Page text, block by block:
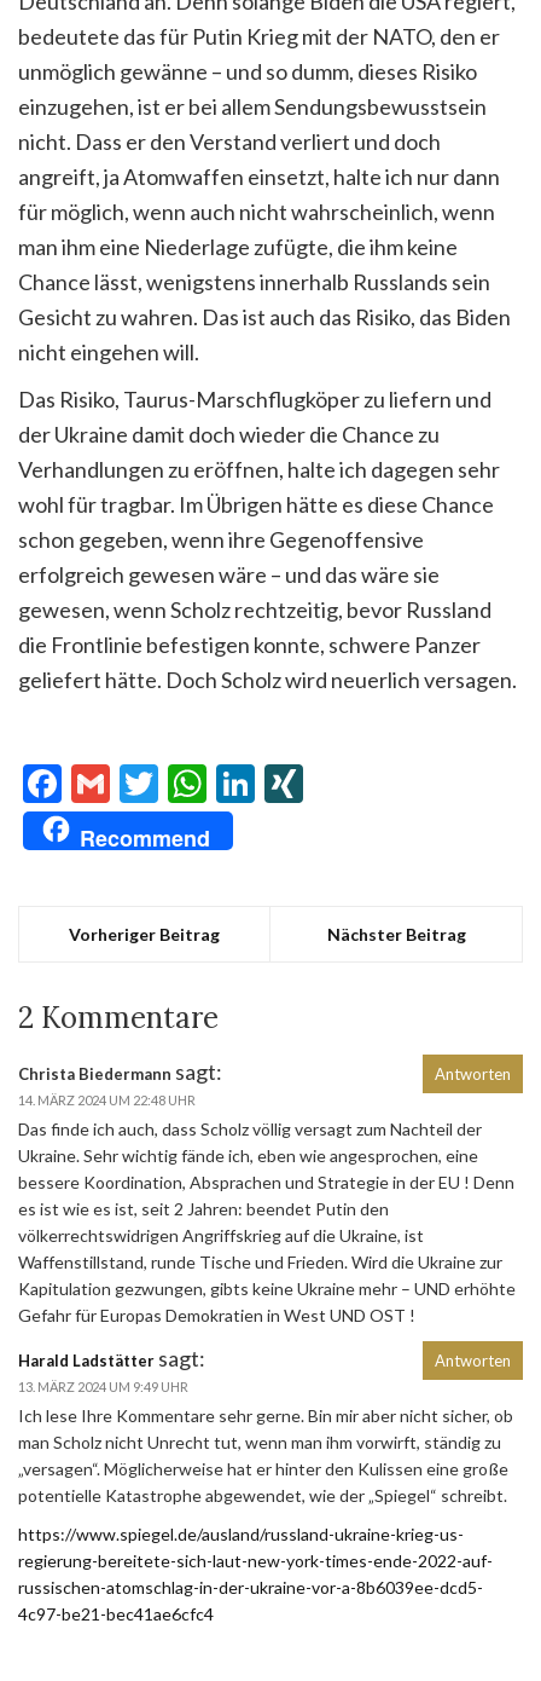
bedeutete das für Putin Krieg mit der NATO, den er
unmöglich gewänne – und so dumm, dieses Risiko
einzugehen, ist er bei allem Sendungsbewusstsein
nicht. Dass er den Verstand verliert und doch
angreift, ja Atomwaffen einsetzt, halte ich nur dann
für möglich, wenn auch nicht wahrscheinlich, wenn
man ihm eine Niederlage zufügte, die ihm keine
Chance lässt, wenigstens innerhalb Russlands sein
Gesicht zu wahren. Das ist auch das Risiko, das Biden
nicht eingehen will.
Das Risiko, Taurus-Marschflugköper zu liefern und
der Ukraine damit doch wieder die Chance zu
Verhandlungen zu eröffnen, halte ich dagegen sehr
wohl für tragbar. Im Übrigen hätte es diese Chance
schon gegeben, wenn ihre Gegenoffensive
erfolgreich gewesen wäre – und das wäre sie
gewesen, wenn Scholz rechtzeitig, bevor Russland
die Frontlinie befestigen konnte, schwere Panzer
geliefert hätte. Doch Scholz wird neuerlich versagen.
Facebook
GmailTwitter
WhatsApp
LinkedIn
Recommend
Vorheriger Beitrag Nächster Beitrag
2 Kommentare
Christa Biedermann sagt:
14. MÄRZ 2024 UM 22:48 UHR
Das finde ich auch, dass Scholz völlig versagt zum Nachteil der
Ukraine. Sehr wichtig fände ich, eben wie angesprochen, eine
bessere Koordination, Absprachen und Strategie in der EU ! Denn
es ist wie es ist, seit 2 Jahren: beendet Putin den
völkerrechtswidrigen Angriffskrieg auf die Ukraine, ist
Waffenstillstand, runde Tische und Frieden. Wird die Ukraine zur
Kapitulation gezwungen, gibts keine Ukraine mehr – UND erhöhte
Gefahr für Europas Demokratien in West UND OST !
Antworten
Harald Ladstätter sagt:
13. MÄRZ 2024 UM 9:49 UHR
Ich lese Ihre Kommentare sehr gerne. Bin mir aber nicht sicher, ob
man Scholz nicht Unrecht tut, wenn man ihm vorwirft, ständig zu
„versagen“. Möglicherweise hat er hinter den Kulissen eine große
potentielle Katastrophe abgewendet, wie der „Spiegel“ schreibt.
https://www.spiegel.de/ausland/russland-ukraine-krieg-us-
regierung-bereitete-sich-laut-new-york-times-ende-2022-auf-
russischen-atomschlag-in-der-ukraine-vor-a-8b6039ee-dcd5-
4c97-be21-bec41ae6cfc4
Antworten